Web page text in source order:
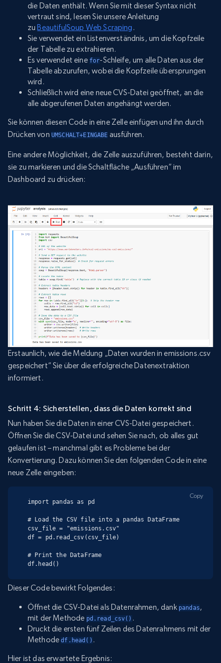
die Daten enthält. Wenn Sie mit dieser Syntax nicht
vertraut sind, lesen Sie unsere Anleitung
zuBeautifulSoup Web Scraping .
Sie verwendet ein Listenverständnis, um die Kopfzeile
der Tabelle zu extrahieren.
Es verwendet eine for-Schleife, um alle Daten aus der
Tabelle abzurufen, wobei die Kopfzeile übersprungen
wird.
Schließlich wird eine neue CVS-Datei geöffnet, an die
alle abgerufenen Daten angehängt werden.
Sie können diesen Code in eine Zelle einfügen und ihn durch
Drücken von UMSCHALT+EINGABE ausführen.
Eine andere Möglichkeit, die Zelle auszuführen, besteht darin,
sie zu markieren und die Schaltfläche „Ausführen“ im
Dashboard zu drücken:
Erstaunlich, wie die Meldung „Daten wurden in emissions.csv
gespeichert“ Sie über die erfolgreiche Datenextraktion
informiert.
Schritt 4: Sicherstellen, dass die Daten korrekt sind
Nun haben Sie die Daten in einer CVS-Datei gespeichert.
Öffnen Sie die CSV-Datei und sehen Sie nach, ob alles gut
gelaufen ist – manchmal gibt es Probleme bei der
Konvertierung. Dazu können Sie den folgenden Code in eine
neue Zelle eingeben:
import pandas as pd
# Load the CSV file into a pandas DataFrame
csv_file = "emissions.csv"
df = pd.read_csv(csv_file)
# Print the DataFrame
df.head()
Copy
Dieser Code bewirkt Folgendes:
Öffnet die CSV-Datei als Datenrahmen, dank pandas,
mit der Methode pd.read_csv() .
Druckt die ersten fünf Zeilen des Datenrahmens mit der
Methodedf.head() .
Hier ist das erwartete Ergebnis: